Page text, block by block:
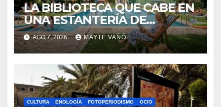
LA BIBLIOTECA QUE CABE EN
UNA ESTANTERÍA DE
WALLAPOP
AGO 7, 2026 MAYTE VAÑÓ
CULTURA ENOLOGÍA FOTOPERIODISMO OCIO